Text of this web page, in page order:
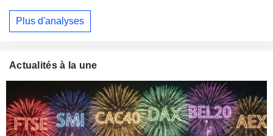
Plus d'analyses
Actualités à la une